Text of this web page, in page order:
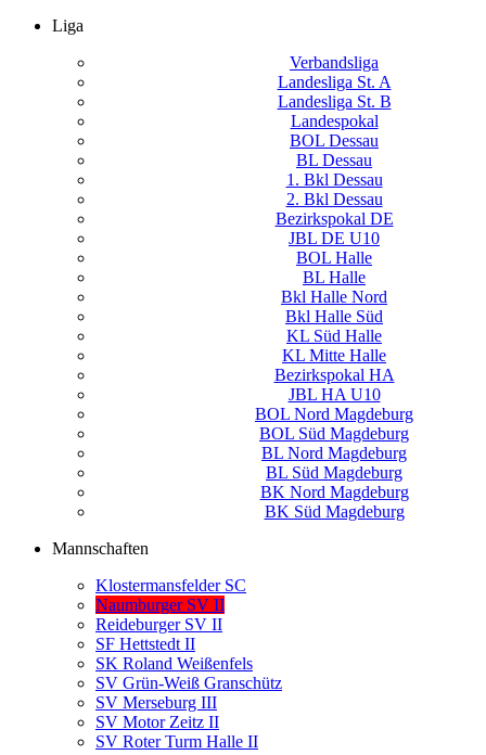
Liga
Verbandsliga
Landesliga St. A
Landesliga St. B
Landespokal
BOL Dessau
BL Dessau
1. Bkl Dessau
2. Bkl Dessau
Bezirkspokal DE
JBL DE U10
BOL Halle
BL Halle
Bkl Halle Nord
Bkl Halle Süd
KL Süd Halle
KL Mitte Halle
Bezirkspokal HA
JBL HA U10
BOL Nord Magdeburg
BOL Süd Magdeburg
BL Nord Magdeburg
BL Süd Magdeburg
BK Nord Magdeburg
BK Süd Magdeburg
Mannschaften
Klostermansfelder SC
Naumburger SV II
Reideburger SV II
SF Hettstedt II
SK Roland Weißenfels
SV Grün-Weiß Granschütz
SV Merseburg III
SV Motor Zeitz II
SV Roter Turm Halle II